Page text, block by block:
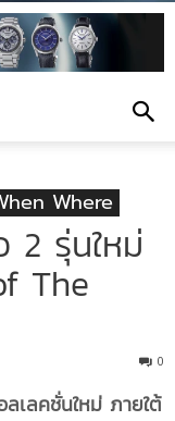
Where
2 รุ่นใหม่
The
0
เลคชั่นใหม่ ภายใต้